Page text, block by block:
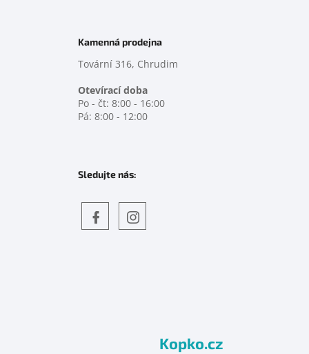
Kamenná prodejna
Tovární 316, Chrudim
Otevírací doba
Po - čt: 8:00 - 16:00
Pá: 8:00 - 12:00
Sledujte nás:
Kopko.cz